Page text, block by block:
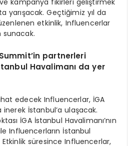
kampanya fikirleri geliştirmek
yarışacak. Geçtiğimiz yıl da
etkinlik, Influencerlar
partnerleri
Havalimanı da yer
edecek Influencerlar, İGA
inerek İstanbul’a ulaşacak.
İGA İstanbul Havalimanı’nın
Influencerların İstanbul
süresince Influencerlar,